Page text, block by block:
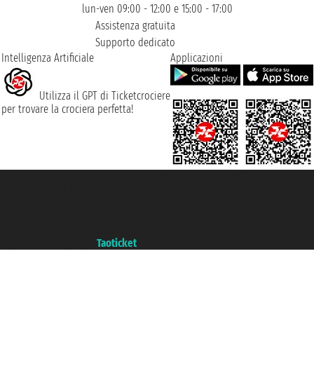
lun-ven 09:00 - 12:00 e 15:00 - 17:00
Assistenza gratuita
Supporto dedicato
Intelligenza Artificiale
Utilizza il GPT di Ticketcrociere
per trovare la crociera perfetta!
Applicazioni
Taoticket